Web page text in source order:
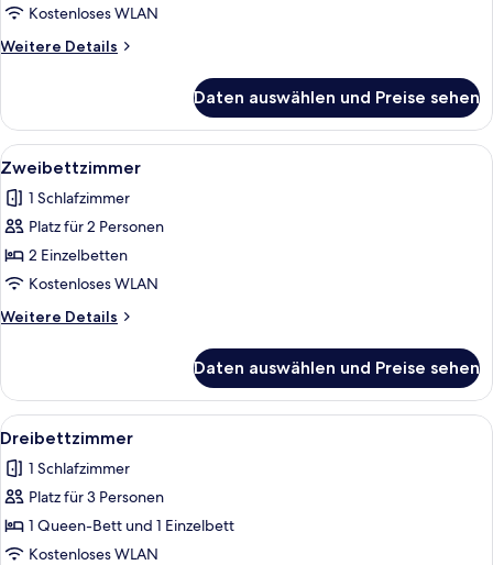
Kostenloses WLAN
Weitere Details
Weitere
Daten auswählen und Preise sehen
Alle
Fotos
für
Zweibettzimmer
anzeigen
Zweibettzimmer | Schreibtisch,
4
Zweibettzimmer
1 Schlafzimmer
Platz für 2 Personen
2 Einzelbetten
Kostenloses WLAN
Weitere Details
Weitere
Daten auswählen und Preise sehen
Alle
Fotos
für
Dreibettzimmer
anzeigen
Dreibettzimmer | Schreibtisch,
4
Dreibettzimmer
1 Schlafzimmer
Platz für 3 Personen
1 Queen-Bett und 1 Einzelbett
Kostenloses WLAN